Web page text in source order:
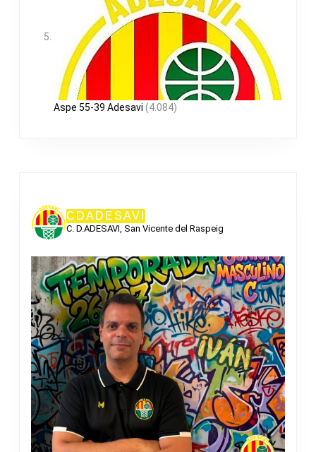
Aspe 55-39 Adesavi (4.084)
CDADESAVI
C. D.ADESAVI, San Vicente del Raspeig